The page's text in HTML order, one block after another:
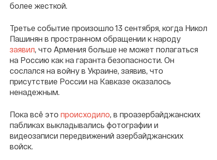
более жесткой.
Третье событие произошло 13 сентября, когда Никол
Пашинян в пространном обращении к народу
заявил, что Армения больше не может полагаться
на Россию как на гаранта безопасности. Он
сослался на войну в Украине, заявив, что
присутствие России на Кавказе оказалось
ненадежным.
Пока всё это происходило, в проазербайджанских
пабликах выкладывались фотографии и
видеозаписи передвижений азербайджанских
войск.